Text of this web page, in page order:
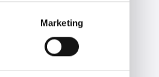
Marketing